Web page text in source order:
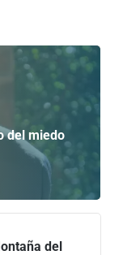
del miedo
del